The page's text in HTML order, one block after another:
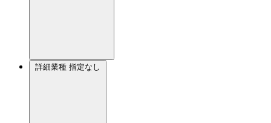
詳細業種 指定なし